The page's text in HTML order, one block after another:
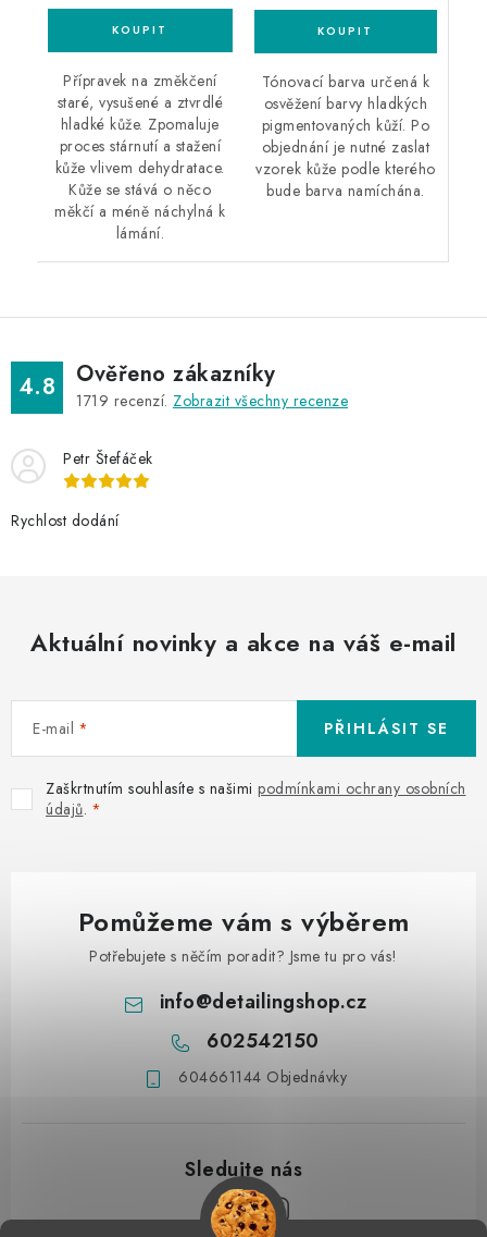
Přípravek na změkčení
staré, vysušené a ztvrdlé
hladké kůže. Zpomaluje
proces stárnutí a stažení
kůže vlivem dehydratace.
Kůže se stává o něco
měkčí a méně náchylná k
lámání.
Tónovací barva určená k
osvěžení barvy hladkých
pigmentovaných kůží. Po
objednání je nutné zaslat
vzorek kůže podle kterého
bude barva namíchána.
4.8 Ověřeno zákazníky
1719 recenzí. Zobrazit všechny recenze
Petr Štefáček
Rychlost dodání
Aktuální novinky a akce na váš e-mail
E-mail
Zaškrtnutím souhlasíte s našimi podmínkami ochrany osobních
údajů.
PŘIHLÁSIT SE
Pomůžeme vám s výběrem
Potřebujete s něčím poradit? Jsme tu pro vás!
info@detailingshop.cz
602542150
604661144 Objednávky